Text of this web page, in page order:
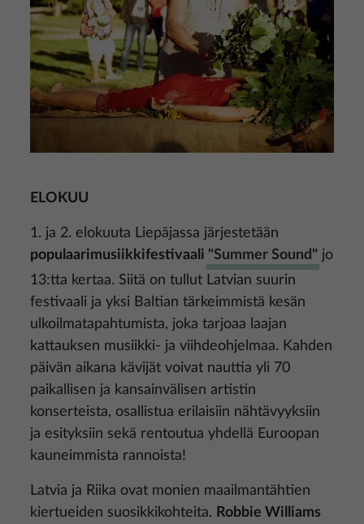
ELOKUU
1. ja 2. elokuuta Liepājassa järjestetään
populaarimusiikkifestivaali "Summer Sound" jo
13:tta kertaa. Siitä on tullut Latvian suurin
festivaali ja yksi Baltian tärkeimmistä kesän
ulkoilmatapahtumista, joka tarjoaa laajan
kattauksen musiikki- ja viihdeohjelmaa. Kahden
päivän aikana kävijät voivat nauttia yli 70
paikallisen ja kansainvälisen artistin
konserteista, osallistua erilaisiin nähtävyyksiin
ja esityksiin sekä rentoutua yhdellä Euroopan
kauneimmista rannoista!
Latvia ja Riika ovat monien maailmantähtien
kiertueiden suosikkikohteita. Robbie Williams